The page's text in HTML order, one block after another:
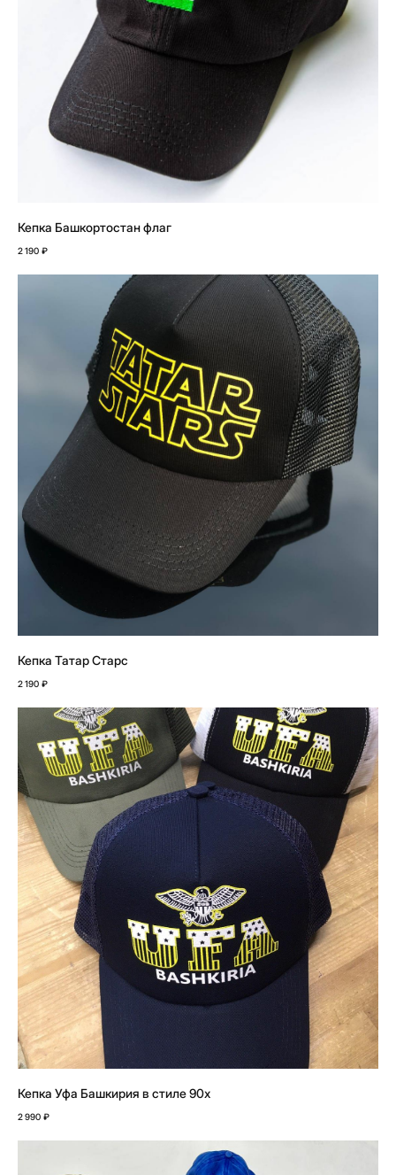
Кепка Башкортостан флаг
2 190 ₽
Кепка Татар Старс
2 190 ₽
Кепка Уфа Башкирия в стиле 90х
2 990 ₽